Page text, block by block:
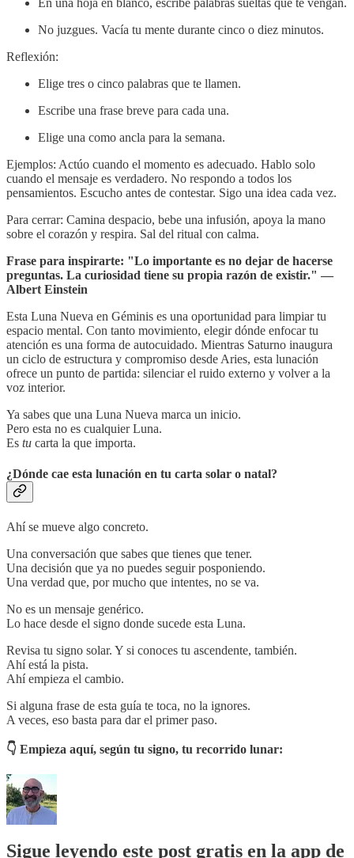
En una hoja en blanco, escribe palabras sueltas que te vengan.
No juzgues. Vacía tu mente durante cinco o diez minutos.
Reflexión:
Elige tres o cinco palabras que te llamen.
Escribe una frase breve para cada una.
Elige una como ancla para la semana.
Ejemplos: Actúo cuando el momento es adecuado. Hablo solo
cuando el mensaje es verdadero. No respondo a todos los
pensamientos. Escucho antes de contestar. Sigo una idea cada vez.
Para cerrar: Camina despacio, bebe una infusión, apoya la mano
sobre el corazón y respira. Sal del ritual con calma.
Frase para inspirarte: "Lo importante es no dejar de hacerse
preguntas. La curiosidad tiene su propia razón de existir." —
Albert Einstein
Esta Luna Nueva en Géminis es una oportunidad para limpiar tu
espacio mental. Con tanto movimiento, elegir dónde enfocar tu
atención es una forma de autocuidado. Mientras Saturno inaugura
un ciclo de estructura y compromiso desde Aries, esta lunación
ofrece un punto de partida: silenciar el ruido externo y volver a la
voz interior.
Ya sabes que una Luna Nueva marca un inicio.
Pero esta no es cualquier Luna.
Es tu carta la que importa.
¿Dónde cae esta lunación en tu carta solar o natal?
Ahí se mueve algo concreto.
Una conversación que sabes que tienes que tener.
Una decisión que ya no puedes seguir posponiendo.
Una verdad que, por mucho que intentes, no se va.
No es un mensaje genérico.
Lo hace desde el signo donde sucede esta Luna.
Revisa tu signo solar. Y si conoces tu ascendente, también.
Ahí está la pista.
Ahí empieza el cambio.
Si alguna frase de esta guía te toca, no la ignores.
A veces, eso basta para dar el primer paso.
👇 Empieza aquí, según tu signo, tu recorrido lunar:
Sigue leyendo este post gratis en la app de